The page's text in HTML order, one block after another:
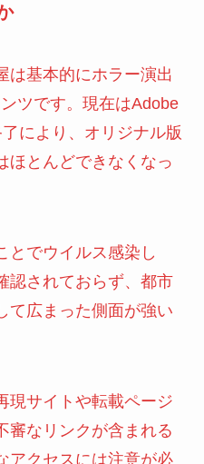
は基本的にホラー演出
ツです。現在はAdobe
により、オリジナル版
ほとんどできなくなっ
とでウイルス感染し
認されておらず、都市
て広まった側面が強い
現サイトや転載ページ
審なリンクが含まれる
アクセスには注意が必